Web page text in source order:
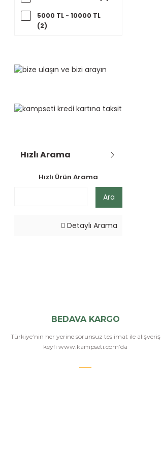
5000 TL - 10000 TL
(2)
Hızlı Arama
Hızlı Ürün Arama
Ara
Detaylı Arama
BEDAVA KARGO
Türkiye’nin her yerine sorunsuz teslimat ile alışveriş
keyfi www.kampseti.com’da